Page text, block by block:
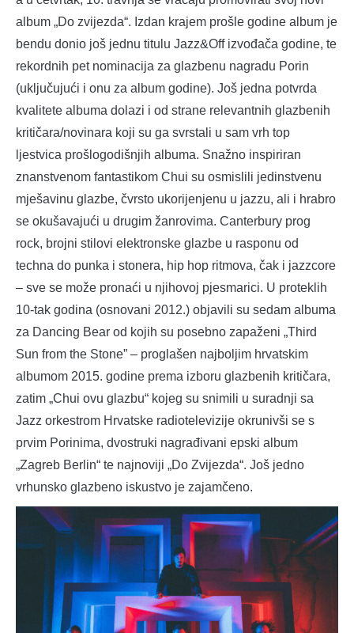
album „Do zvijezda“. Izdan krajem prošle godine album je
bendu donio još jednu titulu Jazz&Off izvođača godine, te
rekordnih pet nominacija za glazbenu nagradu Porin
(uključujući i onu za album godine). Još jedna potvrda
kvalitete albuma dolazi i od strane relevantnih glazbenih
kritičara/novinara koji su ga svrstali u sam vrh top
ljestvica prošlogodišnjih albuma. Snažno inspiriran
znanstvenom fantastikom Chui su osmislili jedinstvenu
mješavinu glazbe, čvrsto ukorijenjenu u jazzu, ali i hrabro
se okušavajući u drugim žanrovima. Canterbury prog
rock, brojni stilovi elektronske glazbe u rasponu od
techna do punka i stonera, hip hop ritmova, čak i jazzcore
– sve se može pronaći u njihovoj pjesmarici. U proteklih
10-tak godina (osnovani 2012.) objavili su sedam albuma
za Dancing Bear od kojih su posebno zapaženi „Third
Sun from the Stone” – proglašen najboljim hrvatskim
albumom 2015. godine prema izboru glazbenih kritičara,
zatim „Chui ovu glazbu“ kojeg su snimili u suradnji sa
Jazz orkestrom Hrvatske radiotelevizije okrunivši se s
prvim Porinima, dvostruki nagrađivani epski album
„Zagreb Berlin“ te najnoviji „Do Zvijezda“. Još jedno
vrhunsko glazbeno iskustvo je zajamčeno.